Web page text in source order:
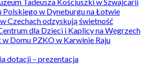
Polskiego w Dyneburgu na Łotwie
Czechach odzyskują świetność
dla Dzieci i Kaplicy na Węgrzech
Domu PZKO w Karwinie Raju
dotacji – prezentacja